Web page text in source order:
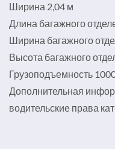
Ширина 2,04 м
Длина багажного
Ширина багажного
Высота багажного
Грузоподъемность
Дополнительная
водительские права